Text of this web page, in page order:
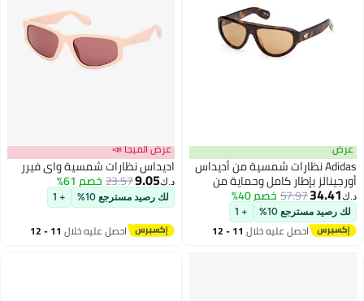
عرض
Adidas نظارات شمسية من أديداس
أورجينالز بإطار كامل وحماية من
الأشعة فوق البنفسجية من
الأسيتات OR014653E57
د.ك‏34.41
57.97خصم 40%
لك رصيد مسترجع 10% + 1
احصل عليه خلال 11 - 12
عرض الميجا 📣
اديداس نظارات شمسية واي فيرر
د.ك‏9.05
23.57خصم 61%
لك رصيد مسترجع 10% + 1
احصل عليه خلال 11 - 12